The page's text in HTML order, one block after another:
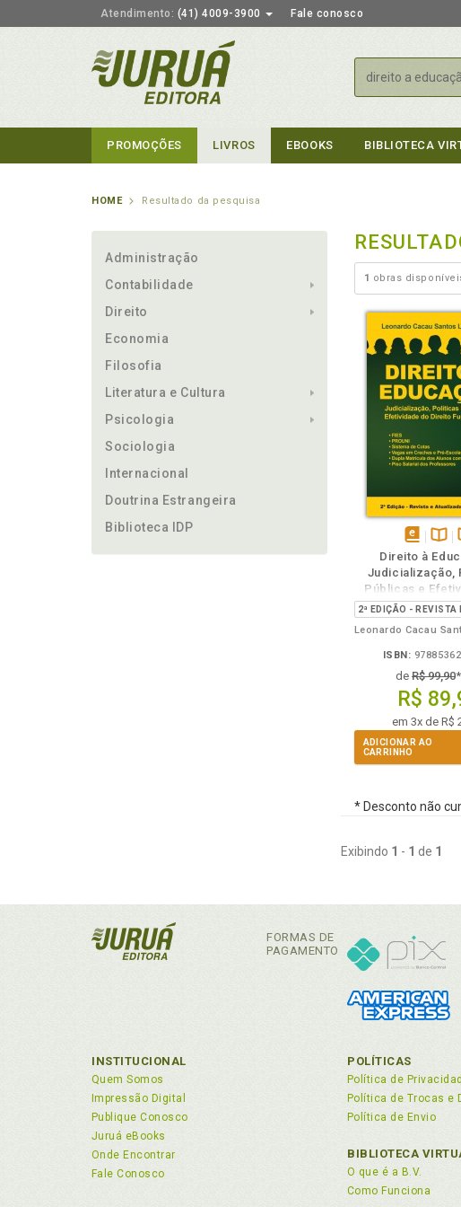
Atendimento: (41) 4009-3900 Fale conosco
Buscar
PROMOÇÕES LIVROS EBOOKS BIBLIOTECA
HOME Resultado da pesquisa
Administração
Contabilidade
Direito
Economia
Filosofia
Literatura e Cultura
Psicologia
Sociologia
Internacional
Doutrina Estrangeira
Biblioteca IDP
1 obras
disponível
em
eBook
na
B.V.
Direito à
Judicialização,
Públicas e
Direito
ISBN:
de R$ 99,90
R$
em 3x de R$
ADICIONAR AO
CARRINHO
*Desconto não
Exibindo 1 - 1 de 1
FORMAS DE
PAGAMENTO
INSTITUCIONAL
Quem Somos
Impressão Digital
Publique Conosco
Juruá eBooks
Onde Encontrar
Fale Conosco
POLÍTICAS
Política de
Política de Trocas e
Política de Envio
BIBLIOTECA
O que é a B.V.
Como Funciona